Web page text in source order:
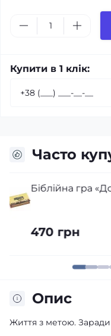
Купити в 1 клік:
Часто
Ревна
420 грн
Опис
Життя з метою.